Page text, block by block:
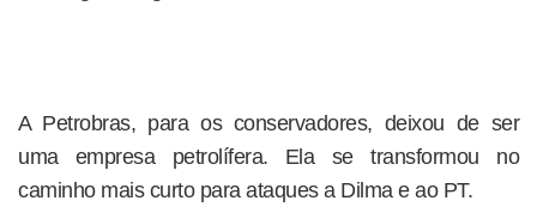
A Petrobras, para os conservadores, deixou de ser
uma empresa petrolífera. Ela se transformou no
caminho mais curto para ataques a Dilma e ao PT.